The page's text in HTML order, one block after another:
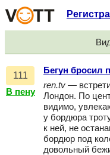
111
В пену
Бегун бросил
ren.tv —
Лондон. По
видимо,
у бордюра
к ней, не
бордюр под
довольный